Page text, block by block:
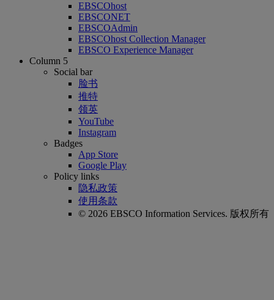
EBSCOhost
EBSCONET
EBSCOAdmin
EBSCOhost Collection Manager
EBSCO Experience Manager
Column 5
Social bar
脸书
推特
领英
YouTube
Instagram
Badges
App Store
Google Play
Policy links
隐私政策
使用条款
© 2026 EBSCO Information Services. 版权所有